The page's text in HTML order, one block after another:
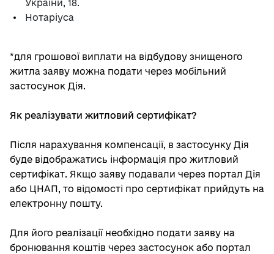
України, 18.
Нотаріуса
*для грошової виплати на відбудову знищеного
житла заяву можна подати через мобільний
застосунок Дія.
Як реалізувати житловий сертифікат?
Після нарахування компенсації, в застосунку Дія
буде відображатись інформація про житловий
сертифікат. Якщо заяву подавали через портал Дія
або ЦНАП, то відомості про сертифікат прийдуть на
електронну пошту.
Для його реалізації необхідно подати заяву на
бронювання коштів через застосунок або портал